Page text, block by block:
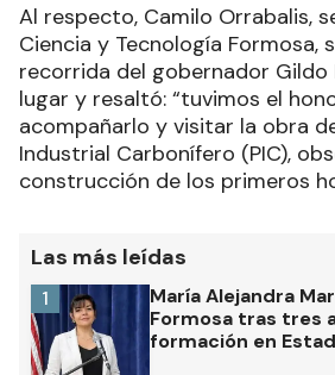
Al respecto, Camilo Orrabalis,
Ciencia y Tecnología Formosa,
recorrida del gobernador Gildo
lugar y resaltó: “tuvimos el
acompañarlo y visitar la obra
Industrial Carbonífero (PIC),
construcción de los primeros
Las más leídas
María Alejandra
Formosa tras tres
formación en
1